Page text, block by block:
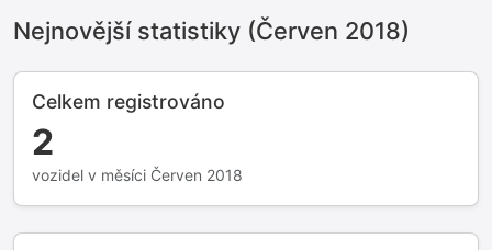
Nejnovější statistiky (Červen 2018)
Celkem registrováno
2
vozidel v měsíci Červen 2018